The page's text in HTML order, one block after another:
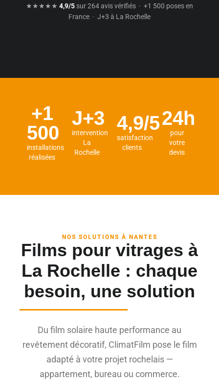
★★★★★ 4,9/5 sur 264 avis vérifiés · +1 500 poses en
France · J+3 à La Rochelle
+1
500
installations
réalisées
J+3
intervention
La
Rochelle
4,9/5
satisfaction
clients
24h
pour
votre
devis
NOS SOLUTIONS À NANTES
Films pour vitrages à
La Rochelle : chaque
besoin, une solution
Du film solaire haute performance au
revêtement décoratif, ClimatFilm pose le film
adapté à votre projet rochelais —
appartement, bureau ou commerce.